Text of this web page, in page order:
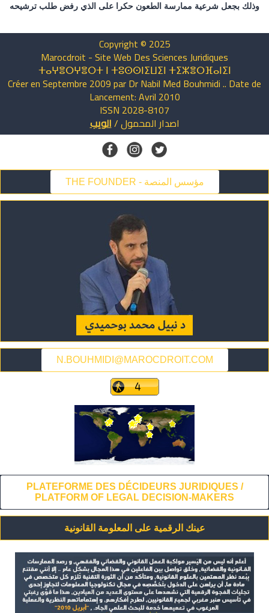
وذلك بجعل شرعية ممارسة الطعون حكرا على الذي رفض طلب ترشيحه
Copyright © 2025
Marocdroit - Site Web Des Sciences Juridiques
ⵜⴰⵖⴻⵔⵖⴻⵔⵜ ⵏ ⵜⵓⵙⵙⵏⵉⵡⵉⵏ ⵜⵉⵣⴻⵔⴼⴰⵏⵉⵏ
Créer en Septembre 2009 par Dr Nabil Med Bouhmidi .. Date de
Lancement: Avril 2010
ISSN 2028-8107
اصدارالمحمول/الويب
THE FOUNDER - مؤسس المنصة
N.BOUHMIDI@MAROCDROIT.COM
PLATEFORME DES DÉCIDEURS JURIDIQUES /
PLATFORM OF LEGAL DECISION-MAKERS
عينك الرقمية على المعلومة القانونية